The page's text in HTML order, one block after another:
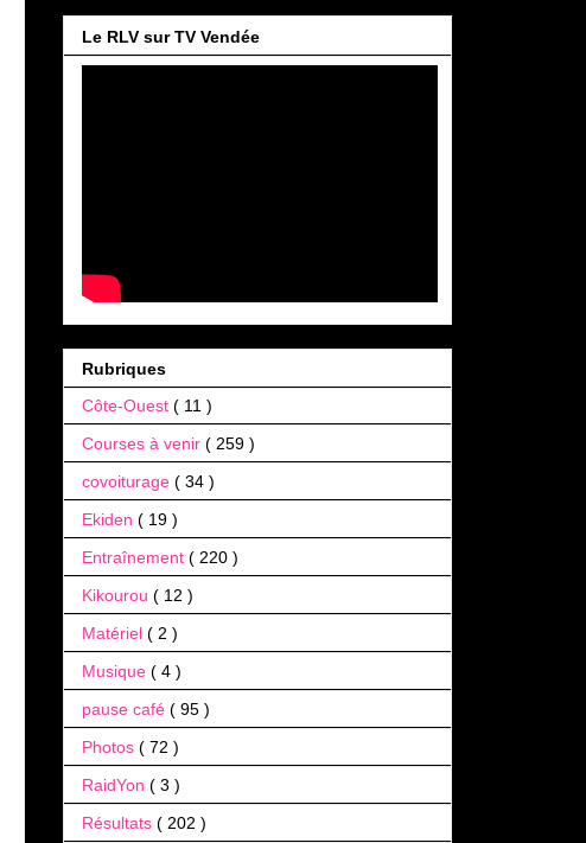
Le RLV sur TV Vendée
Rubriques
Côte-Ouest ( 11 )
Courses à venir ( 259 )
covoiturage ( 34 )
Ekiden ( 19 )
Entraînement ( 220 )
Kikourou ( 12 )
Matériel ( 2 )
Musique ( 4 )
pause café ( 95 )
Photos ( 72 )
RaidYon ( 3 )
Résultats ( 202 )